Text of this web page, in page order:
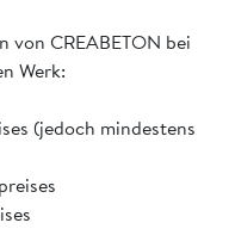
von CREABETON bei
Werk:
(jedoch mindestens